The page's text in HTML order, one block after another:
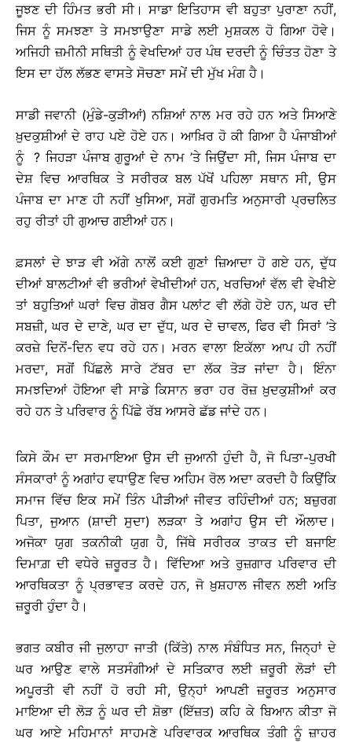
ਜੂਝਣ ਦੀ ਹਿੰਮਤ ਭਰੀ ਸੀ। ਸਾਡਾ ਇਤਿਹਾਸ ਵੀ ਬਹੁਤਾ ਪੁਰਾਣਾ ਨਹੀਂ,
ਜਿਸ ਨੂੰ ਸਮਝਣਾ ਤੇ ਸਮਝਾਉਣਾ ਸਾਡੇ ਲਈ ਮੁਸ਼ਕਲ ਹੋ ਗਿਆ ਹੋਵੇ।
ਅਜਿਹੀ ਜ਼ਮੀਨੀ ਸਥਿਤੀ ਨੂੰ ਵੇਖਦਿਆਂ ਹਰ ਪੰਥ ਦਰਦੀ ਨੂੰ ਚਿੰਤਤ ਹੋਣਾ ਤੇ
ਇਸ ਦਾ ਹੱਲ ਲੱਭਣ ਵਾਸਤੇ ਸੋਚਣਾ ਸਮੇਂ ਦੀ ਮੁੱਖ ਮੰਗ ਹੈ।
ਸਾਡੀ ਜਵਾਨੀ (ਮੁੰਡੇ-ਕੁੜੀਆਂ) ਨਸ਼ਿਆਂ ਨਾਲ ਮਰ ਰਹੇ ਹਨ ਅਤੇ ਸਿਆਣੇ
ਖ਼ੁਦਕੁਸ਼ੀਆਂ ਦੇ ਰਾਹ ਪਏ ਹੋਏ ਹਨ। ਆਖ਼ਿਰ ਹੋ ਕੀ ਗਿਆ ਹੈ ਪੰਜਾਬੀਆਂ
ਨੂੰ ? ਜਿਹੜਾ ਪੰਜਾਬ ਗੁਰੂਆਂ ਦੇ ਨਾਮ ’ਤੇ ਜਿਉਂਦਾ ਸੀ, ਜਿਸ ਪੰਜਾਬ ਦਾ
ਦੇਸ਼ ਵਿਚ ਆਰਥਿਕ ਤੇ ਸਰੀਰਕ ਬਲ ਪੱਖੋਂ ਪਹਿਲਾ ਸਥਾਨ ਸੀ, ਉਸ
ਪੰਜਾਬ ਦਾ ਮਾਣ ਹੀ ਨਹੀਂ ਖੁਸਿਆ, ਸਗੋਂ ਗੁਰਮਤਿ ਅਨੁਸਾਰੀ ਪ੍ਰਚਲਿਤ
ਰਹੁ ਰੀਤਾਂ ਹੀ ਗੁਆਚ ਗਈਆਂ ਹਨ।
ਫ਼ਸਲਾਂ ਦੇ ਝਾੜ ਵੀ ਅੱਗੇ ਨਾਲੋਂ ਕਈ ਗੁਣਾਂ ਜ਼ਿਆਦਾ ਹੋ ਗਏ ਹਨ, ਦੁੱਧ
ਦੀਆਂ ਬਾਲਟੀਆਂ ਵੀ ਭਰੀਆਂ ਵੇਖੀਦੀਆਂ ਹਨ, ਖਰਚਿਆਂ ਵੱਲ ਵੀ ਵੇਖੀਏ
ਤਾਂ ਬਹੁਤਿਆਂ ਘਰਾਂ ਵਿਚ ਗੋਬਰ ਗੈਸ ਪਲਾਂਟ ਵੀ ਲੱਗੇ ਹੋਏ ਹਨ, ਘਰ ਦੀ
ਸਬਜ਼ੀ, ਘਰ ਦੇ ਦਾਣੇ, ਘਰ ਦਾ ਦੁੱਧ, ਘਰ ਦੇ ਚਾਵਲ, ਫਿਰ ਵੀ ਸਿਰਾਂ ’ਤੇ
ਕਰਜ਼ੇ ਦਿਨੋਂ-ਦਿਨ ਵਧ ਰਹੇ ਹਨ। ਮਰਨ ਵਾਲਾ ਇਕੱਲਾ ਆਪ ਹੀ ਨਹੀਂ
ਮਰਦਾ, ਸਗੋਂ ਪਿੱਛਲੇ ਸਾਰੇ ਟੱਬਰ ਦਾ ਲੱਕ ਤੋੜ ਜਾਂਦਾ ਹੈ। ਇੰਨਾ
ਸਮਝਦਿਆਂ ਹੋਇਆ ਵੀ ਸਾਡੇ ਕਿਸਾਨ ਭਰਾ ਹਰ ਰੋਜ਼ ਖ਼ੁਦਕੁਸ਼ੀਆਂ ਕਰ
ਰਹੇ ਹਨ ਤੇ ਪਰਿਵਾਰ ਨੂੰ ਪਿੱਛੇ ਰੱਬ ਆਸਰੇ ਛੱਡ ਜਾਂਦੇ ਹਨ।
ਕਿਸੇ ਕੌਮ ਦਾ ਸਰਮਾਇਆ ਉਸ ਦੀ ਜੁਆਨੀ ਹੁੰਦੀ ਹੈ, ਜੋ ਪਿਤਾ-ਪੁਰਖੀ
ਸੰਸਕਾਰਾਂ ਨੂੰ ਅਗਾਂਹ ਵਧਾਉਣ ਵਿਚ ਅਹਿਮ ਰੋਲ ਅਦਾ ਕਰਦੀ ਹੈ ਕਿਉਂਕਿ
ਸਮਾਜ ਵਿੱਚ ਇਕ ਸਮੇਂ ਤਿੰਨ ਪੀੜੀਆਂ ਜੀਵਤ ਰਹਿੰਦੀਆਂ ਹਨ; ਬਜ਼ੁਰਗ
ਪਿਤਾ, ਜੁਆਨ (ਸ਼ਾਦੀ ਸੁਦਾ) ਲੜਕਾ ਤੇ ਅਗਾਂਹ ਉਸ ਦੀ ਔਲਾਦ।
ਅਜੋਕਾ ਯੁਗ ਤਕਨੀਕੀ ਯੁਗ ਹੈ, ਜਿੱਥੇ ਸਰੀਰਕ ਤਾਕਤ ਦੀ ਬਜਾਇ
ਦਿਮਾਗ਼ ਦੀ ਵਧੇਰੇ ਜ਼ਰੂਰਤ ਹੈ। ਵਿੱਦਿਆ ਅਤੇ ਰੁਜ਼ਗਾਰ ਪਰਿਵਾਰ ਦੀ
ਆਰਥਿਕਤਾ ਨੂੰ ਪ੍ਰਭਾਵਤ ਕਰਦੇ ਹਨ, ਜੋ ਖ਼ੁਸ਼ਹਾਲ ਜੀਵਨ ਲਈ ਅਤਿ
ਜ਼ਰੂਰੀ ਹੁੰਦਾ ਹੈ।
ਭਗਤ ਕਬੀਰ ਜੀ ਜੁਲਾਹਾ ਜਾਤੀ (ਕਿੱਤੇ) ਨਾਲ ਸੰਬੰਧਿਤ ਸਨ, ਜਿਨ੍ਹਾਂ ਦੇ
ਘਰ ਆਉਣ ਵਾਲੇ ਸਤਸੰਗੀਆਂ ਦੇ ਸਤਿਕਾਰ ਲਈ ਜ਼ਰੂਰੀ ਲੋੜਾਂ ਦੀ
ਅਪੂਰਤੀ ਵੀ ਨਹੀਂ ਹੋ ਰਹੀ ਸੀ, ਉਨ੍ਹਾਂ ਆਪਣੀ ਜ਼ਰੂਰਤ ਅਨੁਸਾਰ
ਮਾਇਆ ਦੀ ਲੋੜ ਨੂੰ ਘਰ ਦੀ ਸ਼ੋਭਾ (ਇੱਜ਼ਤ) ਕਹਿ ਕੇ ਬਿਆਨ ਕੀਤਾ ਜੋ
ਘਰ ਆਏ ਮਹਿਮਾਨਾਂ ਸਾਹਮਣੇ ਪਰਿਵਾਰਕ ਆਰਥਿਕ ਤੰਗੀ ਨੂੰ ਜ਼ਾਹਰ